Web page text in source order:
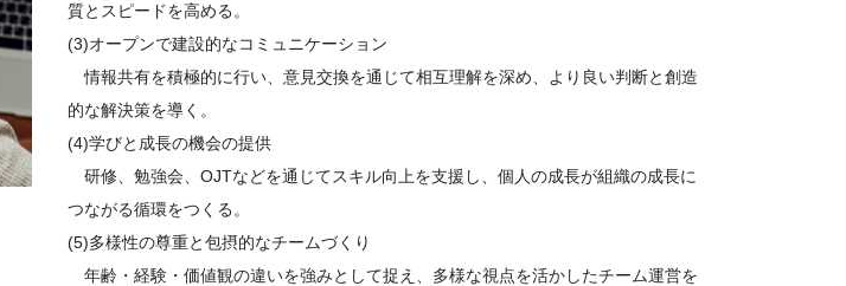
質とスピードを高める。
(3)オープンで建設的なコミュニケーション
情報共有を積極的に行い、意見交換を通じて相互理解を深め、より良い判断と創造
的な解決策を導く。
(4)学びと成長の機会の提供
研修、勉強会、OJTなどを通じてスキル向上を支援し、個人の成長が組織の成長に
つながる循環をつくる。
(5)多様性の尊重と包摂的なチームづくり
年齢・経験・価値観の違いを強みとして捉え、多様な視点を活かしたチーム運営を